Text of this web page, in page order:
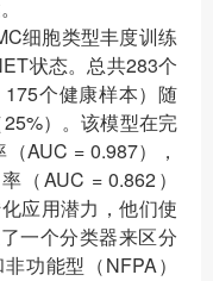
细胞类型丰度训练
状态。总共283个
个健康样本）随
）。该模型在完
AUC = 0.987），
（AUC = 0.862）
应用潜力，他们使
一个分类器来区分
功能型（NFPA）